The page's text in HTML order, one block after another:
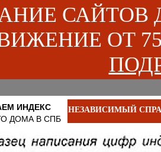
САЙТОВ
ОТ
ИНДЕКС
ДОМА В СПБ
НЕЗАВИСИМЫЙ